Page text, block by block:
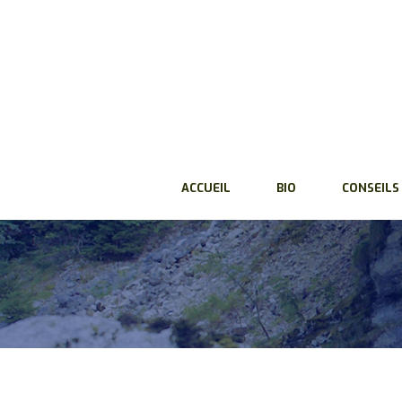
ACCUEIL BIO CONSEILS